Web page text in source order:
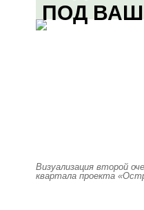
ПОД
Визуализация второй
квартала проекта